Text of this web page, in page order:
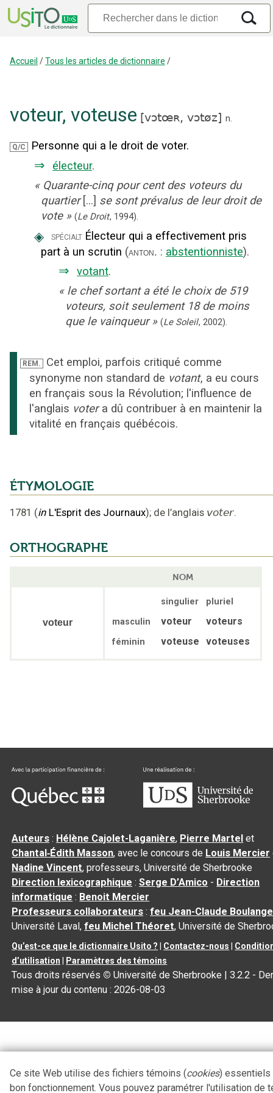
Accueil /Tous les articles de dictionnaire /
voteur, voteuse [vɔtœʀ, vɔtøz] n.
Q/C Personne qui a le droit de voter.
⇒ électeur.
« Quarante-cinq pour cent des voteurs du
quartier [...] se sont prévalus de leur droit de
vote » (Le Droit, 1994).
◈ spécialt Électeur qui a effectivement pris
part à un scrutin (anton. : abstentionniste).
⇒ votant.
« le chef sortant a été le choix de 519
voteurs, soit seulement 18 de moins
que le vainqueur » (Le Soleil, 2002).
REM.
Cet emploi, parfois critiqué comme
synonyme non standard de votant, a eu cours
en français sous la Révolution; l'influence de
l'anglais voter a dû contribuer à en maintenir la
vitalité en français québécois.
ÉTYMOLOGIE
1781 (in L'Esprit des Journaux); de l’anglais voter.
ORTHOGRAPHE
NOM
voteur
singulier
pluriel
masculin
voteur voteurs
féminin voteuse voteuses
Auteurs : Hélène Cajolet-Laganière, Pierre Martel et
Chantal‑Édith Masson, avec le concours de Louis Mercier
Nadine Vincent, professeurs, Université de Sherbrooke
Direction lexicographique :Serge D’Amico - Direction
informatique : Benoit Mercier
Professeurs collaborateurs :feu Jean-Claude
Université Laval,feu Michel Théoret, Université de
Qu’est-ce que le dictionnaire Usito ? Contactez-nous
d’utilisation
Paramètres des témoins
Tous droits réservés © Université de Sherbrooke |3.2.2 -
mise à jour du contenu :2026-08-03
Ce site Web utilise des fichiers témoins (cookies) essentiels
bon fonctionnement. Vous pouvez paramétrer l'utilisation de